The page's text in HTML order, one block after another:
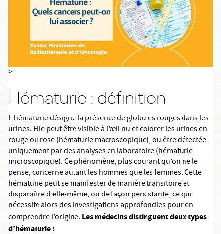
>
Hématurie : définition
L’hématurie désigne la présence de globules rouges dans les
urines. Elle peut être visible à l’œil nu et colorer les urines en
rouge ou rose (hématurie macroscopique), ou être détectée
uniquement par des analyses en laboratoire (hématurie
microscopique). Ce phénomène, plus courant qu’on ne le
pense, concerne autant les hommes que les femmes. Cette
hématurie peut se manifester de manière transitoire et
disparaître d’elle-même, ou de façon persistante, ce qui
nécessite alors des investigations approfondies pour en
comprendre l’origine. Les médecins distinguent deux types
d’hématurie :